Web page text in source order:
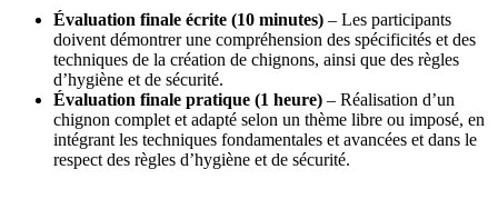
Évaluation finale écrite (10 minutes) – Les participants
doivent démontrer une compréhension des spécificités et des
techniques de la création de chignons, ainsi que des règles
d’hygiène et de sécurité.
Évaluation finale pratique (1 heure) – Réalisation d’un
chignon complet et adapté selon un thème libre ou imposé, en
intégrant les techniques fondamentales et avancées et dans le
respect des règles d’hygiène et de sécurité.